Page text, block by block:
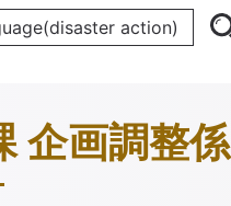
action)
企画調整係